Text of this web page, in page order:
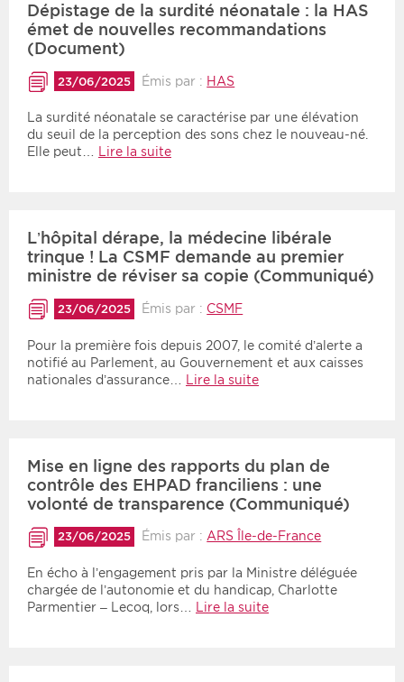
Dépistage de la surdité néonatale : la HAS
émet de nouvelles recommandations
(Document)
23/06/2025 Émis par : HAS
La surdité néonatale se caractérise par une élévation
du seuil de la perception des sons chez le nouveau-né.
Elle peut… Lire la suite
L’hôpital dérape, la médecine libérale
trinque ! La CSMF demande au premier
ministre de réviser sa copie (Communiqué)
23/06/2025 Émis par : CSMF
Pour la première fois depuis 2007, le comité d’alerte a
notifié au Parlement, au Gouvernement et aux caisses
nationales d’assurance…
Lire la suite
Mise en ligne des rapports du plan de
contrôle des EHPAD franciliens : une
volonté de transparence (Communiqué)
23/06/2025 Émis par :ARS Île-de-France
En écho à l’engagement pris par la Ministre déléguée
chargée de l’autonomie et du handicap, Charlotte
Parmentier – Lecoq, lors…
Lire la suite